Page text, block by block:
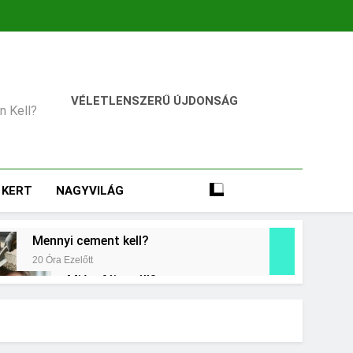
Kell?
VÉLETLENSZERŰ ÚJDONSÁG
KERT NAGYVILÁG
Mennyi cement kell?
20 Óra Ezelőtt
Miért fáj a váll?